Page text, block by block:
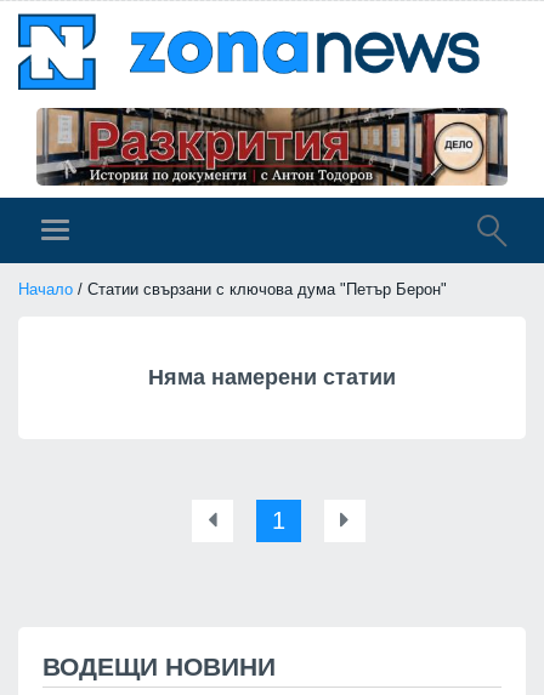
Начало / Статии свързани с ключова дума "Петър Берон"
Няма намерени статии
1
ВОДЕЩИ НОВИНИ